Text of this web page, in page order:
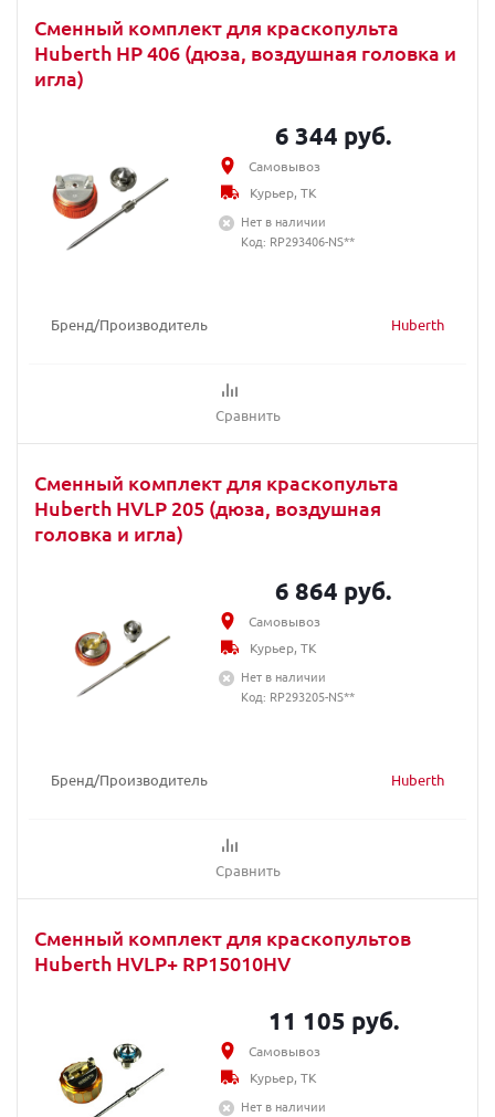
Сменный комплект для краскопульта
Huberth HP 406 (дюза, воздушная головка и
игла)
Бренд/Производитель Huberth
Сравнить
6 344 руб.
Самовывоз
Курьер, ТК
Нет в наличии
Код: RP293406-NS**
Сменный комплект для краскопульта
Huberth HVLP 205 (дюза, воздушная
головка и игла)
Бренд/Производитель Huberth
Сравнить
6 864 руб.
Самовывоз
Курьер, ТК
Нет в наличии
Код: RP293205-NS**
Сменный комплект для краскопультов
Huberth HVLP+ RP15010HV
11 105 руб.
Самовывоз
Курьер, ТК
Нет в наличии